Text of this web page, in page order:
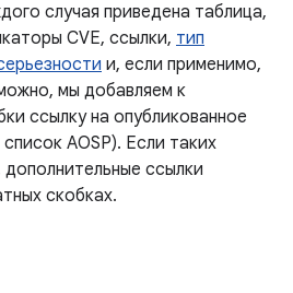
случая приведена таблица,
CVE, ссылки, тип
и, если применимо,
мы добавляем к
ссылку на опубликованное
AOSP). Если таких
ссылки
скобках.